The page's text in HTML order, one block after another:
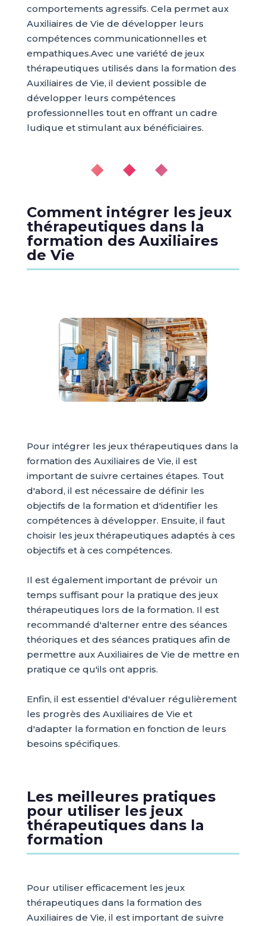
comportements agressifs. Cela permet aux
Auxiliaires de Vie de développer leurs
compétences communicationnelles et
empathiques.Avec une variété de jeux
thérapeutiques utilisés dans la formation des
Auxiliaires de Vie, il devient possible de
développer leurs compétences
professionnelles tout en offrant un cadre
ludique et stimulant aux bénéficiaires.
◆ ◆ ◆
Comment intégrer les jeux
thérapeutiques dans la
formation des Auxiliaires
de Vie
Pour intégrer les jeux thérapeutiques dans la
formation des Auxiliaires de Vie, il est
important de suivre certaines étapes. Tout
d'abord, il est nécessaire de définir les
objectifs de la formation et d'identifier les
compétences à développer. Ensuite, il faut
choisir les jeux thérapeutiques adaptés à ces
objectifs et à ces compétences.
Il est également important de prévoir un
temps suffisant pour la pratique des jeux
thérapeutiques lors de la formation. Il est
recommandé d'alterner entre des séances
théoriques et des séances pratiques afin de
permettre aux Auxiliaires de Vie de mettre en
pratique ce qu'ils ont appris.
Enfin, il est essentiel d'évaluer régulièrement
les progrès des Auxiliaires de Vie et
d'adapter la formation en fonction de leurs
besoins spécifiques.
Les meilleures pratiques
pour utiliser les jeux
thérapeutiques dans la
formation
Pour utiliser efficacement les jeux
thérapeutiques dans la formation des
Auxiliaires de Vie, il est important de suivre